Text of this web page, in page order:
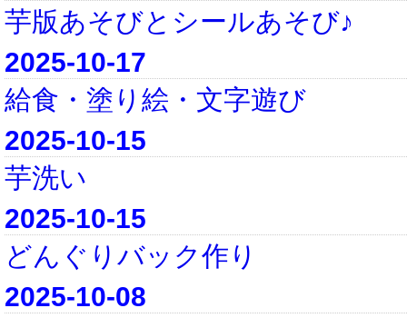
芋版あそびとシールあそび♪
2025-10-17
給食・塗り絵・文字遊び
2025-10-15
芋洗い
2025-10-15
どんぐりバック作り
2025-10-08